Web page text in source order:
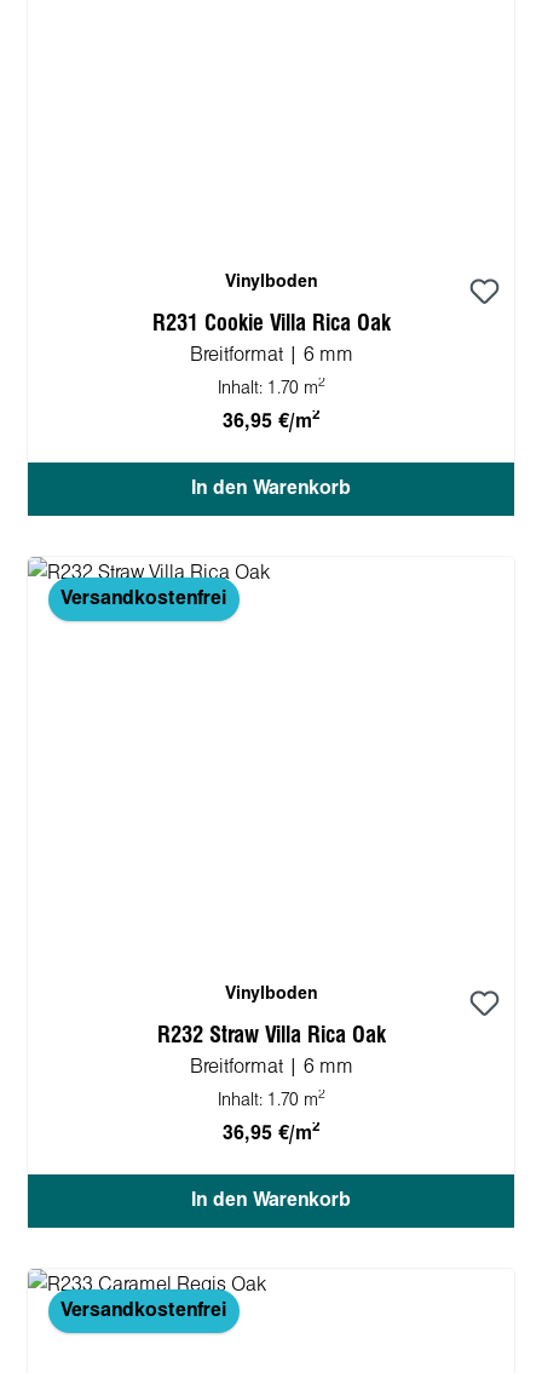
Vinylboden
R231 Cookie Villa Rica Oak
Breitformat | 6 mm
Inhalt: 1.70 m2
36,95 €/m2
In den Warenkorb
Versandkostenfrei
Vinylboden
R232 Straw Villa Rica Oak
Breitformat | 6 mm
Inhalt: 1.70 m2
36,95 €/m2
In den Warenkorb
Versandkostenfrei